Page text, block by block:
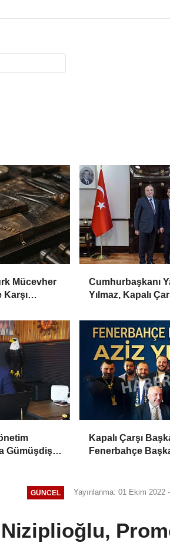
Mücevher
Cumhurbaşkanı
Yılmaz, Kapalı
Gümüşdiş,
Kapalı Çarşı
Fenerbahçe
GÜNCEL Yayınlanma: 01 Ekim 2022